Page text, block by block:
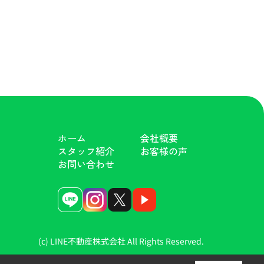
ホーム
会社概要
スタッフ紹介
お客様の声
お問い合わせ
(c) LINE不動産株式会社 All Rights Reserved.